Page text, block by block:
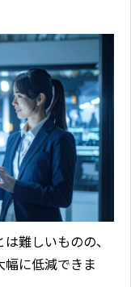
難しいものの、
に低減できま